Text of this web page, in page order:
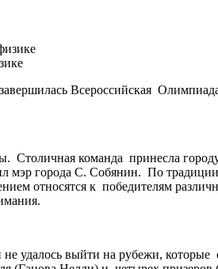
Всероссийская
команда принесла
мэр города С. Собянин. По
относятся к победителям
удалось выйти на рубежи, которые